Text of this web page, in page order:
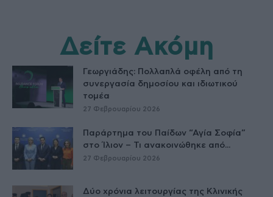
Δείτε Ακόμη
Γεωργιάδης: Πολλαπλά οφέλη από τη
συνεργασία δημοσίου και ιδιωτικού
τομέα
27 Φεβρουαρίου 2026
Παράρτημα του Παίδων “Αγία Σοφία”
στο Ίλιον – Τι ανακοινώθηκε από...
27 Φεβρουαρίου 2026
Δύο χρόνια λειτουργίας της Κλινικής